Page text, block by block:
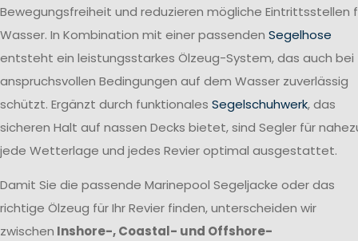
Bewegungsfreiheit und reduzieren mögliche Eintrittsstellen
Wasser. In Kombination mit einer passenden Segelhose
entsteht ein leistungsstarkes Ölzeug-System, das auch bei
anspruchsvollen Bedingungen auf dem Wasser zuverlässig
schützt. Ergänzt durch funktionales Segelschuhwerk, das
sicheren Halt auf nassen Decks bietet, sind Segler für
jede Wetterlage und jedes Revier optimal ausgestattet.
Damit Sie die passende Marinepool Segeljacke oder das
richtige Ölzeug für Ihr Revier finden, unterscheiden wir
zwischen Inshore-, Coastal- und Offshore-